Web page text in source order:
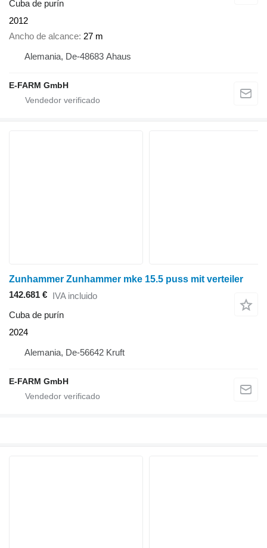
Cuba de purín
2012
Ancho de alcance 27 m
Alemania, De-48683 Ahaus
E-FARM GmbH
Zunhammer Zunhammer mke 15.5 puss mit verteiler
142.681 € IVA incluido
Cuba de purín
2024
Alemania, De-56642 Kruft
E-FARM GmbH